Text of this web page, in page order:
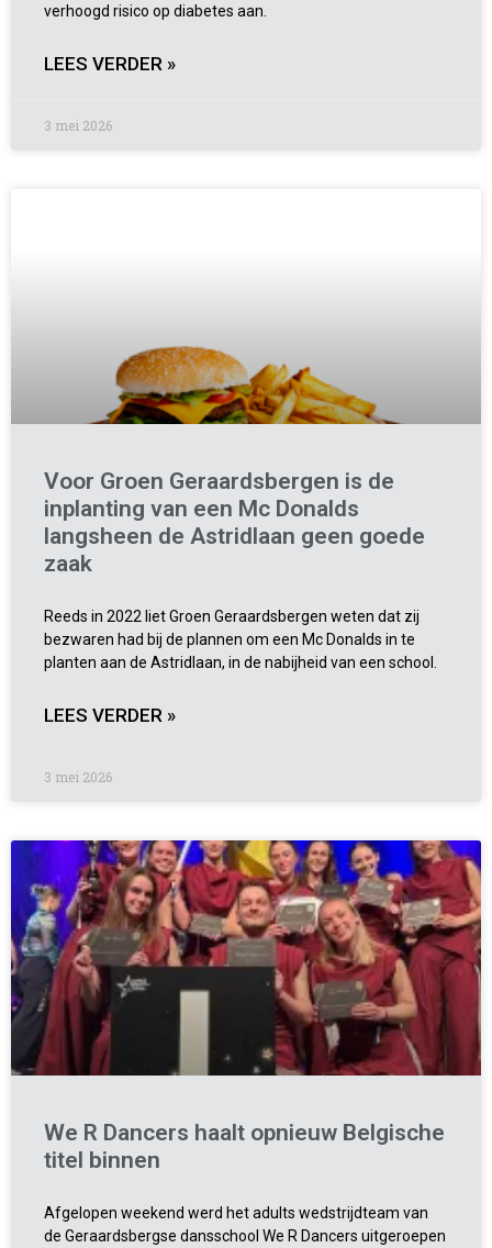
verhoogd risico op diabetes aan.
LEES VERDER »
3 mei 2026
Voor Groen Geraardsbergen is de
inplanting van een Mc Donalds
langsheen de Astridlaan geen goede
zaak
Reeds in 2022 liet Groen Geraardsbergen weten dat zij
bezwaren had bij de plannen om een Mc Donalds in te
planten aan de Astridlaan, in de nabijheid van een school.
LEES VERDER »
3 mei 2026
We R Dancers haalt opnieuw Belgische
titel binnen
Afgelopen weekend werd het adults wedstrijdteam van
de Geraardsbergse dansschool We R Dancers uitgeroepen